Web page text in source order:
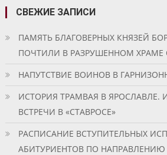
СВЕЖИЕ ЗАПИСИ
ПАМЯТЬ БЛАГОВЕРНЫХ КНЯЗЕЙ
ПОЧТИЛИ В РАЗРУШЕННОМ ХРАМЕ
НАПУТСТВИЕ ВОИНОВ В
ИСТОРИЯ ТРАМВАЯ В ЯРОСЛАВЛЕ.
ВСТРЕЧИ В «СТАВРОСЕ»
РАСПИСАНИЕ ВСТУПИТЕЛЬНЫХ
АБИТУРИЕНТОВ ПО НАПРАВЛЕНИЮ